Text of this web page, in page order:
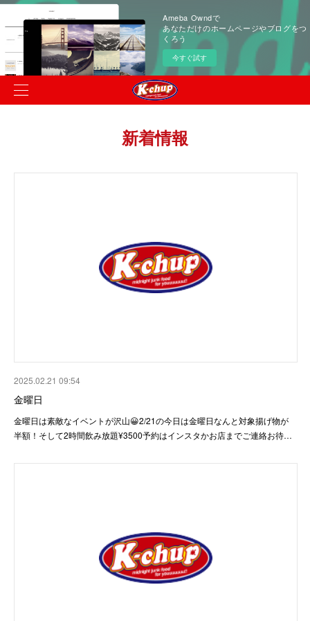
Ameba Owndで
あなただけのホームページやブログをつ
くろう
今すぐ試す
新着情報
2025.02.21 09:54
金曜日
金曜日は素敵なイベントが沢山😀2/21の今日は金曜日なんと対象揚げ物が
半額！そして2時間飲み放題¥3500予約はインスタかお店までご連絡お待…